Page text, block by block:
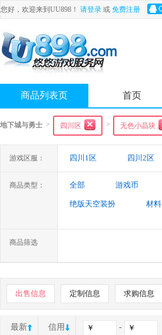
您好，欢迎来到UU898！ 请登录 或 免费注册
商品列表页 首页
地下城与勇士 > 四川区 > 无色小晶块
游戏区服： 四川1区 四川2区
商品类型： 全部 游戏币
绝版天空装扮 材料
商品筛选
出售信息 定制信息 求购信息
最新 信用 -